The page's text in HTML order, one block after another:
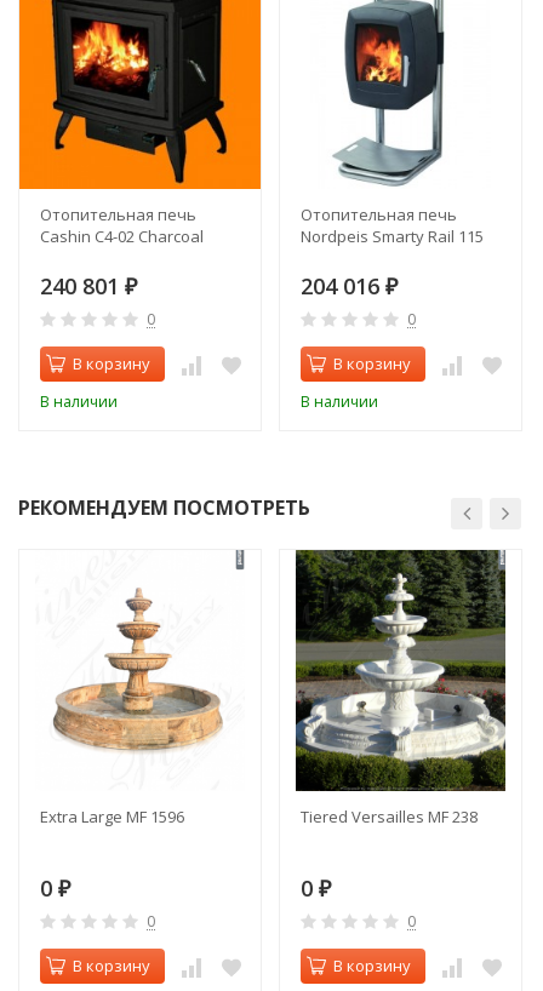
Отопительная печь
Cashin C4-02 Charcoal
240 801 ₽
0
В корзину
В наличии
Отопительная печь
Nordpeis Smarty Rail 115
204 016 ₽
0
В корзину
В наличии
РЕКОМЕНДУЕМ ПОСМОТРЕТЬ
Extra Large MF 1596
0 ₽
0
В корзину
Tiered Versailles MF 238
0 ₽
0
В корзину